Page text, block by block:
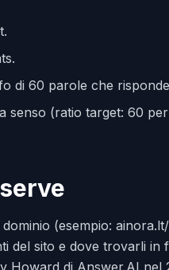
di 60 parole che
senso (ratio target: 60
(esempio:
del sito e dove trovarli in
Howard di Answer.AI nel